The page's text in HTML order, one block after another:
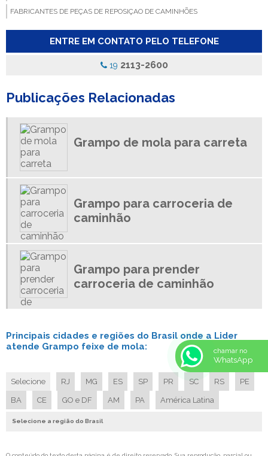
FABRICANTES DE PEÇAS DE REPOSIÇAO DE CAMINHÕES
FABRICANTE DE BUCHA PARA MOLA
FABRICA DE BUCHA PARA CAMINHAO
FABRICA DE BUCHA PARA MOLA
FABRICA DE MOLAS PARA CAMINHÃO
DISTRIBUIDORA DE AUTO PECAS PARA CAMINHOES
DISTRIBUIDORA DE PEÇAS DE REPOSIÇÃO CAMINHÕES
DISTRIBUIDORA DE PEÇAS LINHA PESADA
EMPRESA DE BUCHA PARA MOLA
ESPIGÃO FEIXE DE MOLAS
ESPIGAO MOLA
CHAPA DE MOLA
BUCHAS PARA CAMINHAO
BUCHAS PARA FEIXE DE MOLAS
BUCHA FEIXE DE MOLA REBOQUE
BUCHA PARA MOLA
AUTO PEÇAS DE LINHA PESADA
ABRAÇADEIRA DE MOLA
ABRAÇADEIRA PARA FEIXE DE MOLAS
ENTRE EM CONTATO PELO TELEFONE
19 2113-2600
Publicações Relacionadas
Grampo de mola para carreta
Grampo para carroceria de
caminhão
Grampo para prender
carroceria de caminhão
Principais cidades e regiões do Brasil onde a Lider
atende Grampo feixe de mola:
Selecione RJ MG ES SP PR SC RS PE
BA CE GO e DF AM PA América Latina
Selecione a região do Brasil
chamar no
WhatsApp